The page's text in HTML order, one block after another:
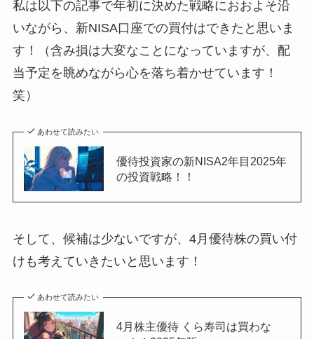
私は以下の記事で年初に決めた戦略におおよそ沿
いながら、新NISA口座での買付はできたと思いま
す！（含み損は大変なことになっていますが、配
当予定を眺めながら心を落ち着かせています！
笑）
あわせて読みたい
優待投資家の新NISA2年目2025年
の投資戦略！！
そして、候補は少ないですが、4月優待株の買い付
けも考えていきたいと思います！
あわせて読みたい
4月株主優待 くら寿司は買わな